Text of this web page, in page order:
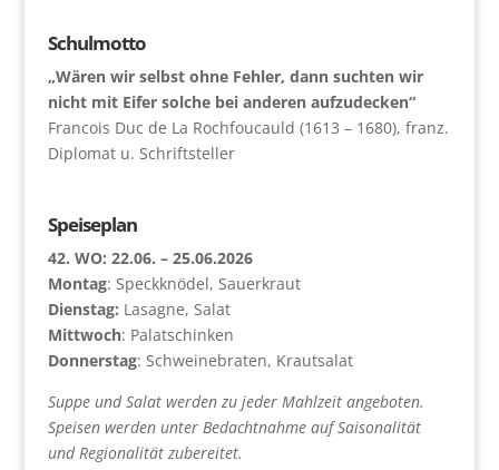
Schulmotto
„Wären wir selbst ohne Fehler, dann suchten wir
nicht mit Eifer solche bei anderen aufzudecken“
Francois Duc de La Rochfoucauld (1613 – 1680), franz.
Diplomat u. Schriftsteller
Speiseplan
42. WO: 22.06. – 25.06.2026
Montag: Speckknödel, Sauerkraut
Dienstag: Lasagne, Salat
Mittwoch: Palatschinken
Donnerstag: Schweinebraten, Krautsalat
Suppe und Salat werden zu jeder Mahlzeit angeboten.
Speisen werden unter Bedachtnahme auf Saisonalität
und Regionalität zubereitet.